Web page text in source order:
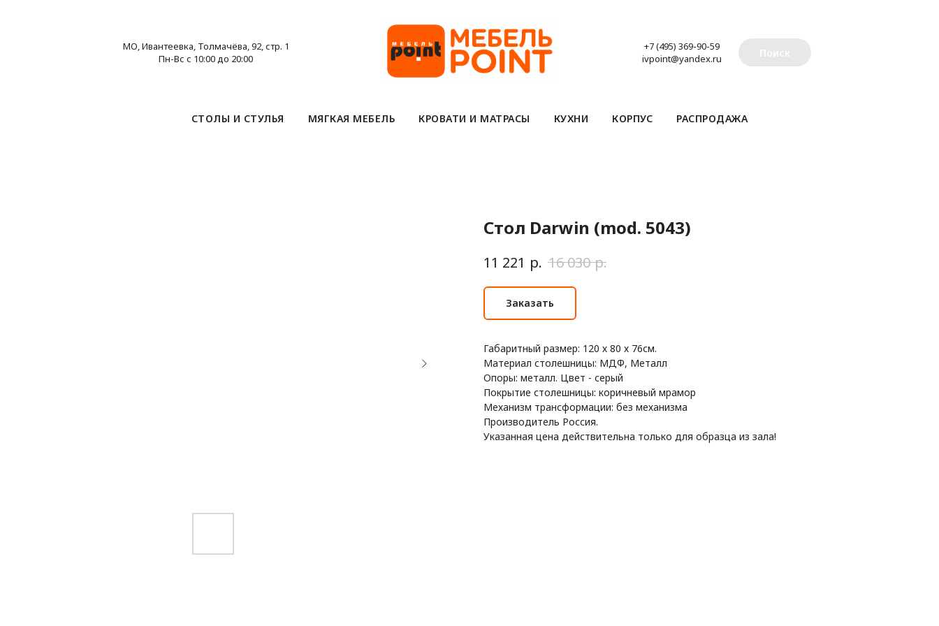
МО, Ивантеевка, Толмачёва, 92, стр. 1
Пн-Вс с 10:00 до 20:00
+7 (495) 369-90-59
ivpoint@yandex.ru
СТОЛЫ И СТУЛЬЯ МЯГКАЯ МЕБЕЛЬ КРОВАТИ И МАТРАСЫ КУХНИ КОРПУС РАСПРОДАЖА
Стол Darwin (mod. 5043)
11 221 р. 16 030 р.
Заказать
Габаритный размер: 120 х 80 х 76см.
Материал столешницы: МДФ, Металл
Опоры: металл. Цвет - серый
Покрытие столешницы: коричневый мрамор
Механизм трансформации: без механизма
Производитель Россия.
Указанная цена действительна только для образца из зала!